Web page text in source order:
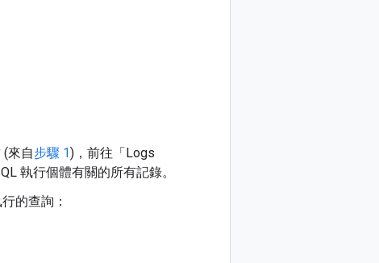
來自步驟 1)，前往「Logs
執行個體有關的所有記錄。
的查詢：